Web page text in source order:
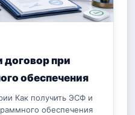
договор при
обеспечения
Как получить ЭСФ и
обеспечения